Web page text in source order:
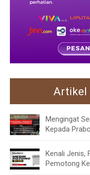
Artikel
Mengingat
Kepada
Kenali Jenis,
Pemotong